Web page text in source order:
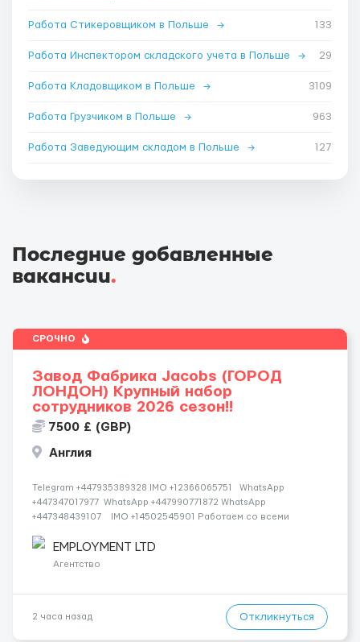
Работа Стикеровщиком в Польше → 133
Работа Инспектором складского учета в Польше → 29
Работа Кладовщиком в Польше → 3109
Работа Грузчиком в Польше → 963
Работа Заведующим складом в Польше → 127
Последние добавленные
вакансии.
СРОЧНО
Завод Фабрика Jacobs (ГОРОД
ЛОНДОН) Крупный набор
сотрудников 2026 сезон!!
7500 £ (GBP)
Англия
Telegram +447935389328 IMO +12366065751 WhatsApp
+447347017977 WhatsApp +447990771872 WhatsApp
+447348439107 IMO +14502545901 Работаем со всеми
СДЕЛАЙ СКРИНШОТ! Telegram:@Vitali_Novikovs Telegram
@Vitali...
EMPLOYMENT LTD
Агентство
2 часа назад Откликнуться